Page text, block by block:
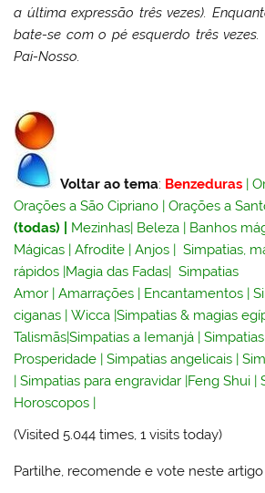
a última expressão três vezes).
bate-se com o pé esquerdo três
Pai-Nosso.
Voltar ao tema: Benzeduras |
Orações a São Cipriano |Orações a
(todas)
Mezinhas| Beleza | Banhos
Mágicas |Afrodite |Anjos |Simpatias,
rápidos |Magia das Fadas|Simpatias
Amor |Amarrações | Encantamentos |
ciganas |Wicca |Simpatias & magias
Talismãs|Simpatias a Iemanjá |
Prosperidade |Simpatias angelicais |
|Simpatias para engravidar |Feng Shui |
Horoscopos |
(Visited 5.044 times, 1 visits today)
Partilhe, recomende e vote neste artigo